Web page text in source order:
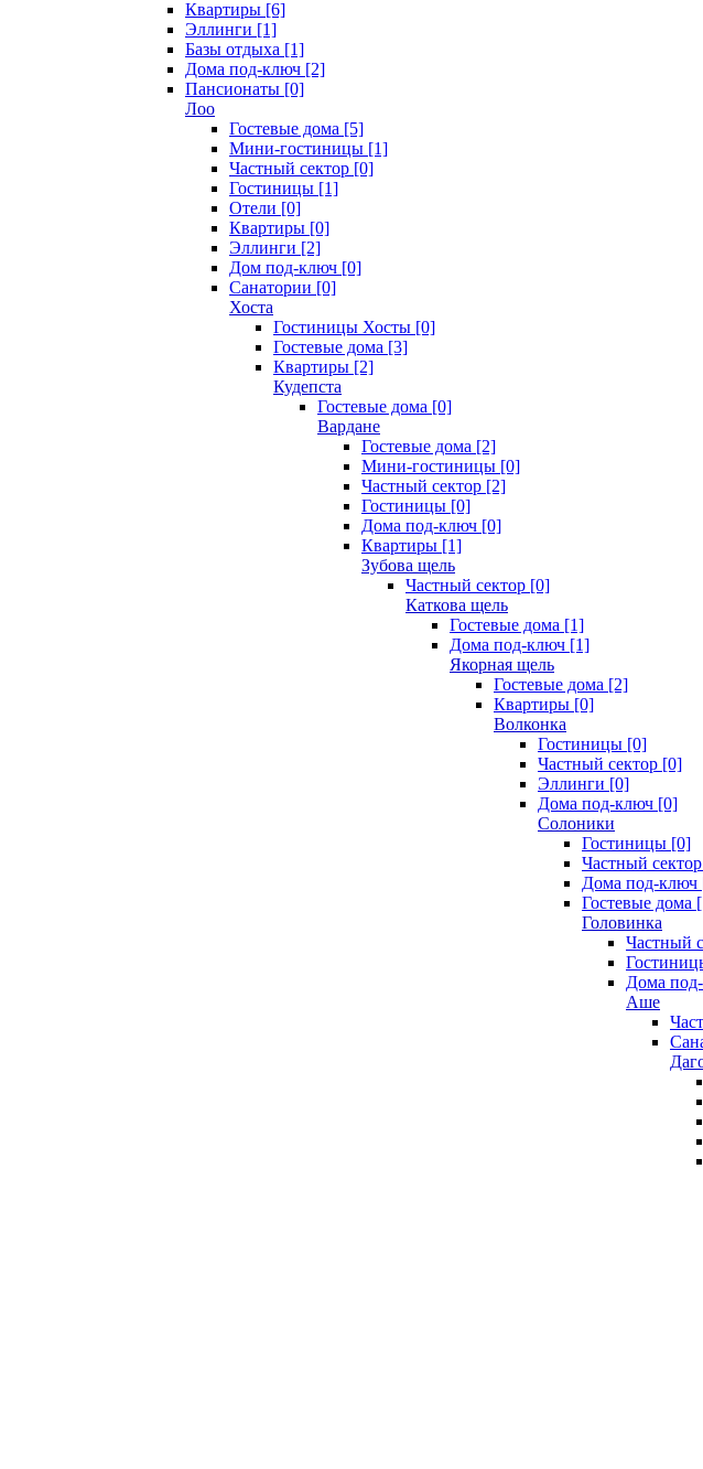
Квартиры [6]
Эллинги [1]
Базы отдыха [1]
Дома под-ключ [2]
Пансионаты [0]
Лоо
Гостевые дома [5]
Мини-гостиницы [1]
Частный сектор [0]
Гостиницы [1]
Отели [0]
Квартиры [0]
Эллинги [2]
Дом под-ключ [0]
Санатории [0]
Хоста
Гостиницы Хосты [0]
Гостевые дома [3]
Квартиры [2]
Кудепста
Гостевые дома [0]
Вардане
Гостевые дома [2]
Мини-гостиницы [0]
Частный сектор [2]
Гостиницы [0]
Дома под-ключ [0]
Квартиры [1]
Зубова щель
Частный сектор [0]
Каткова щель
Гостевые дома [1]
Дома под-ключ [1]
Якорная щель
Гостевые дома [2]
Квартиры [0]
Волконка
Гостиницы [0]
Частный сектор [0]
Эллинги [0]
Дома под-ключ [0]
Солоники
Гостиницы [0]
Частный
Дома под-ключ
Гостевые дома
Головинка
Частный
Дома
Аше